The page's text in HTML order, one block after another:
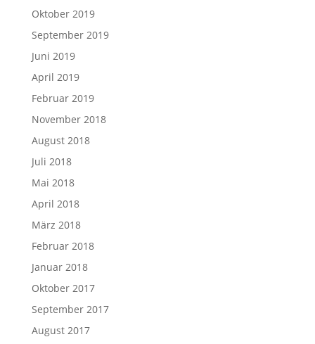
Oktober 2019
September 2019
Juni 2019
April 2019
Februar 2019
November 2018
August 2018
Juli 2018
Mai 2018
April 2018
März 2018
Februar 2018
Januar 2018
Oktober 2017
September 2017
August 2017